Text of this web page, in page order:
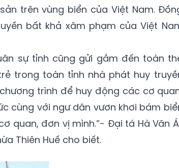
trên vùng biển của Việt Nam.
bất khả xâm phạm của Việt
sự tỉnh cũng gửi gắm đến toàn
trong toàn tỉnh nhà phát huy
trình để huy động các cơ
cùng với ngư dân vươn khơi bám
quan, đơn vị mình.”- Đại tá Hà Văn
Thiên Huế cho biết.